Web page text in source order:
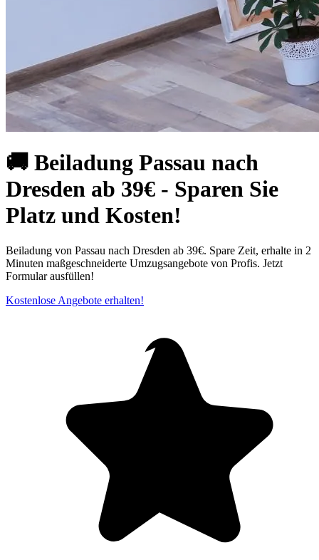
🚚 Beiladung Passau nach
Dresden ab 39€ - Sparen Sie
Platz und Kosten!
Beiladung von Passau nach Dresden ab 39€. Spare Zeit, erhalte in 2
Minuten maßgeschneiderte Umzugsangebote von Profis. Jetzt
Formular ausfüllen!
Kostenlose Angebote erhalten!